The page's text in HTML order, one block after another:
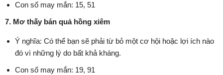
Con số may mắn: 15, 51
7. Mơ thấy bán quả hồng xiêm
Ý nghĩa: Có thể bạn sẽ phải từ bỏ một cơ hội hoặc lợi ích nào
đó vì những lý do bất khả kháng.
Con số may mắn: 19, 91